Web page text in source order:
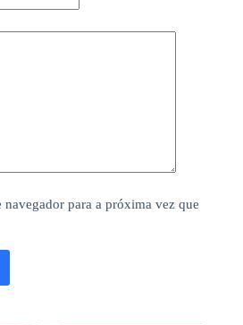
navegador para a próxima vez que